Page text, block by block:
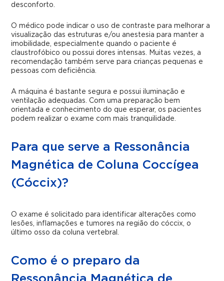
desconforto.
O médico pode indicar o uso de contraste para melhorar a
visualização das estruturas e/ou anestesia para manter a
imobilidade, especialmente quando o paciente é
claustrofóbico ou possui dores intensas. Muitas vezes, a
recomendação também serve para crianças pequenas e
pessoas com deficiência.
A máquina é bastante segura e possui iluminação e
ventilação adequadas. Com uma preparação bem
orientada e conhecimento do que esperar, os pacientes
podem realizar o exame com mais tranquilidade.
Para que serve a Ressonância
Magnética de Coluna Coccígea
(Cóccix)?
O exame é solicitado para identificar alterações como
lesões, inflamações e tumores na região do cóccix, o
último osso da coluna vertebral.
Como é o preparo da